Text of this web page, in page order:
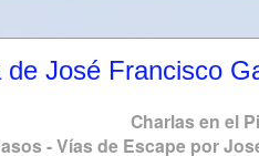
de José Francisco
Charlas en el
- Vías de Escape por